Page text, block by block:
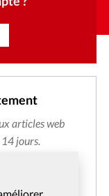
articles web
jours.